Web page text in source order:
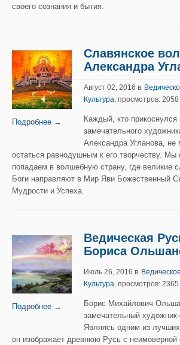
своего сознания и бытия.
Подробнее →
Славянское
Александра
Август 02, 2016 в
Культура, просмотров: 2058
Каждый, кто прикоснулся
замечательного
Александра Угланова, не
остаться равнодушным к его творчеству. Мы
попадаем в волшебную страну, где великие
Боги направляют в Мир Яви Божественный
Мудрости и Успеха.
Подробнее →
Ведическая
Бориса
Июль 26, 2016 в
Культура, просмотров: 2365
Борис Михайлович
замечательный
Являясь одним из
он изображает древнюю Русь с неимоверной